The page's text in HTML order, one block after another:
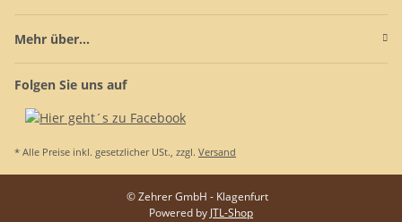
Mehr über...
Folgen Sie uns auf
* Alle Preise inkl. gesetzlicher USt., zzgl. Versand
© Zehrer GmbH - Klagenfurt
Powered by JTL-Shop